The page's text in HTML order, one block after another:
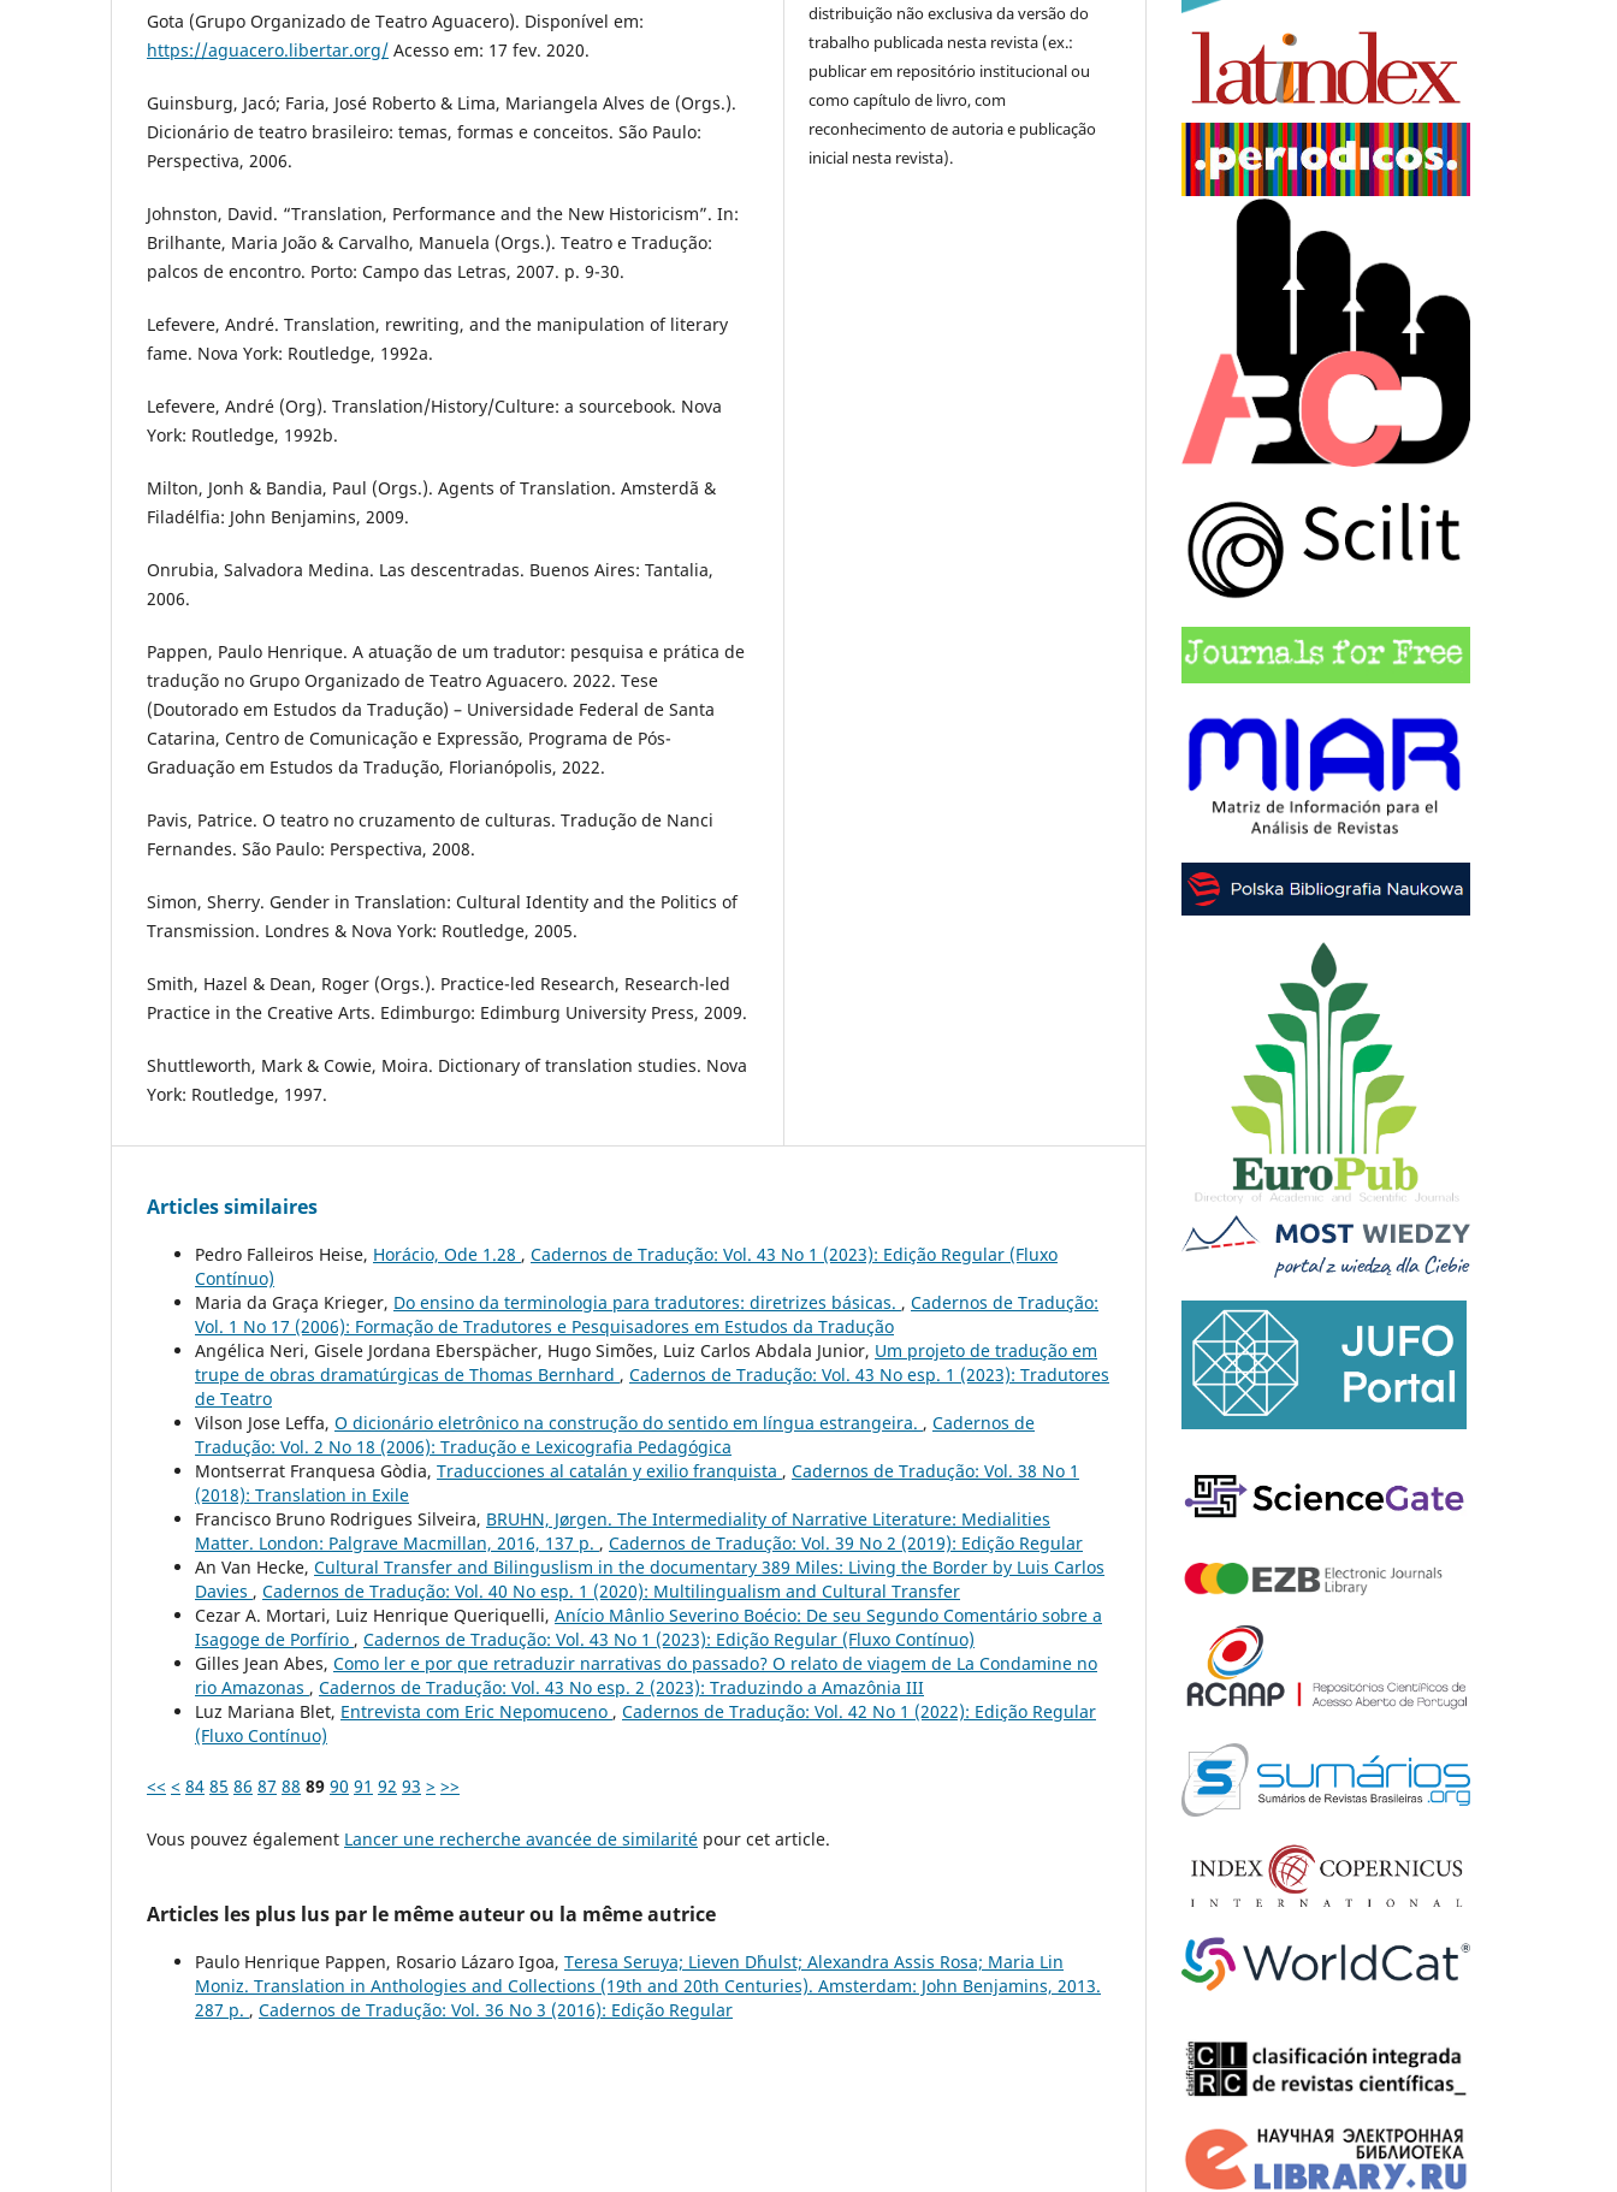
Gota (Grupo Organizado de Teatro Aguacero). Disponível em:
https://aguacero.libertar.org/ Acesso em: 17 fev. 2020.
Guinsburg, Jacó; Faria, José Roberto & Lima, Mariangela Alves de (Orgs.).
Dicionário de teatro brasileiro: temas, formas e conceitos. São Paulo:
Perspectiva, 2006.
Johnston, David. “Translation, Performance and the New Historicism”. In:
Brilhante, Maria João & Carvalho, Manuela (Orgs.). Teatro e Tradução:
palcos de encontro. Porto: Campo das Letras, 2007. p. 9-30.
Lefevere, André. Translation, rewriting, and the manipulation of literary
fame. Nova York: Routledge, 1992a.
Lefevere, André (Org). Translation/History/Culture: a sourcebook. Nova
York: Routledge, 1992b.
Milton, Jonh & Bandia, Paul (Orgs.). Agents of Translation. Amsterdã &
Filadélfia: John Benjamins, 2009.
Onrubia, Salvadora Medina. Las descentradas. Buenos Aires: Tantalia,
2006.
Pappen, Paulo Henrique. A atuação de um tradutor: pesquisa e prática de
tradução no Grupo Organizado de Teatro Aguacero. 2022. Tese
(Doutorado em Estudos da Tradução) – Universidade Federal de Santa
Catarina, Centro de Comunicação e Expressão, Programa de Pós-
Graduação em Estudos da Tradução, Florianópolis, 2022.
Pavis, Patrice. O teatro no cruzamento de culturas. Tradução de Nanci
Fernandes. São Paulo: Perspectiva, 2008.
Simon, Sherry. Gender in Translation: Cultural Identity and the Politics of
Transmission. Londres & Nova York: Routledge, 2005.
Smith, Hazel & Dean, Roger (Orgs.). Practice-led Research, Research-led
Practice in the Creative Arts. Edimburgo: Edimburg University Press, 2009.
Shuttleworth, Mark & Cowie, Moira. Dictionary of translation studies. Nova
York: Routledge, 1997.
distribuição não exclusiva da versão do
trabalho publicada nesta revista (ex.:
publicar em repositório institucional ou
como capítulo de livro, com
reconhecimento de autoria e publicação
inicial nesta revista).
Articles similaires
Pedro Falleiros Heise, Horácio, Ode 1.28 , Cadernos de Tradução: Vol. 43 No 1 (2023): Edição Regular (Fluxo
Contínuo)
Maria da Graça Krieger, Do ensino da terminologia para tradutores: diretrizes básicas. , Cadernos de Tradução:
Vol. 1 No 17 (2006): Formação de Tradutores e Pesquisadores em Estudos da Tradução
Angélica Neri, Gisele Jordana Eberspächer, Hugo Simões, Luiz Carlos Abdala Junior, Um projeto de tradução em
trupe de obras dramatúrgicas de Thomas Bernhard , Cadernos de Tradução: Vol. 43 No esp. 1 (2023): Tradutores
de Teatro
Vilson Jose Leffa, O dicionário eletrônico na construção do sentido em língua estrangeira. , Cadernos de
Tradução: Vol. 2 No 18 (2006): Tradução e Lexicografia Pedagógica
Montserrat Franquesa Gòdia, Traducciones al catalán y exilio franquista , Cadernos de Tradução: Vol. 38 No 1
(2018): Translation in Exile
Francisco Bruno Rodrigues Silveira, BRUHN, Jørgen. The Intermediality of Narrative Literature: Medialities
Matter. London: Palgrave Macmillan, 2016, 137 p. , Cadernos de Tradução: Vol. 39 No 2 (2019): Edição Regular
An Van Hecke, Cultural Transfer and Bilinguslism in the documentary 389 Miles: Living the Border by Luis Carlos
Davies , Cadernos de Tradução: Vol. 40 No esp. 1 (2020): Multilingualism and Cultural Transfer
Cezar A. Mortari, Luiz Henrique Queriquelli, Anício Mânlio Severino Boécio: De seu Segundo Comentário sobre a
Isagoge de Porfírio , Cadernos de Tradução: Vol. 43 No 1 (2023): Edição Regular (Fluxo Contínuo)
Gilles Jean Abes, Como ler e por que retraduzir narrativas do passado? O relato de viagem de La Condamine no
rio Amazonas , Cadernos de Tradução: Vol. 43 No esp. 2 (2023): Traduzindo a Amazônia III
Luz Mariana Blet, Entrevista com Eric Nepomuceno , Cadernos de Tradução: Vol. 42 No 1 (2022): Edição Regular
(Fluxo Contínuo)
<< < 84 85 86 87 88 89 90 91 92 93 > >>
Vous pouvez également Lancer une recherche avancée de similarité pour cet article.
Articles les plus lus par le même auteur ou la même autrice
Paulo Henrique Pappen, Rosario Lázaro Igoa, Teresa Seruya; Lieven D´hulst; Alexandra Assis Rosa; Maria Lin
Moniz. Translation in Anthologies and Collections (19th and 20th Centuries). Amsterdam: John Benjamins, 2013.
287 p. , Cadernos de Tradução: Vol. 36 No 3 (2016): Edição Regular